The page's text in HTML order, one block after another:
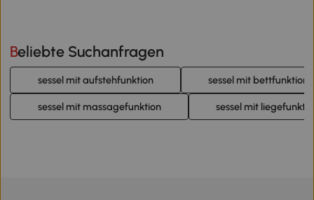
Beliebte Suchanfragen
sessel mit aufstehfunktion sessel mit bettfunktion
sessel mit massagefunktion sessel mit